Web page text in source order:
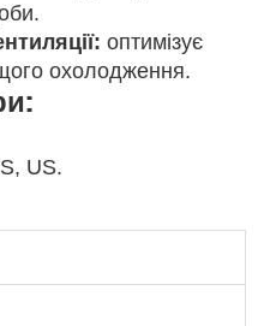
оптимізує
охолодження.
US.